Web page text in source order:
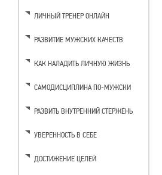
ЛИЧНЫЙ ТРЕНЕР ОНЛАЙН
РАЗВИТИЕ МУЖСКИХ КАЧЕСТВ
КАК НАЛАДИТЬ ЛИЧНУЮ ЖИЗНЬ
САМОДИСЦИПЛИНА ПО-МУЖСКИ
РАЗВИТЬ ВНУТРЕННИЙ СТЕРЖЕНЬ
УВЕРЕННОСТЬ В СЕБЕ
ДОСТИЖЕНИЕ ЦЕЛЕЙ